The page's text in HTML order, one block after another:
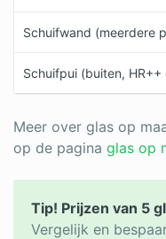
Schuifwand (meerdere
Schuifpui (buiten, HR++
Meer over glas op
op de pagina glas op
Tip! Prijzen van 5
Vergelijk en